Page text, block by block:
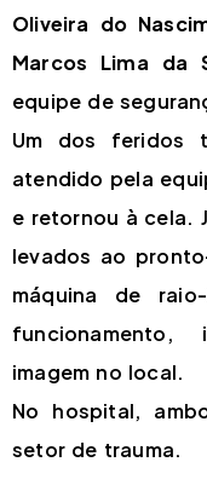
Oliveira do
Marcos Lima da
equipe de
Um dos feridos
atendido pela
e retornou à cela.
levados ao
máquina de
funcionamento,
imagem no local.
No hospital,
setor de trauma.